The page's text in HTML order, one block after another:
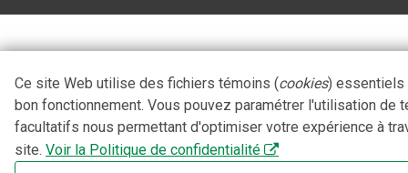
Ce site Web utilise des fichiers témoins (cookies) essentiels
bon fonctionnement. Vous pouvez paramétrer l'utilisation de
facultatifs nous permettant d'optimiser votre expérience à
site. Voir la Politique de confidentialité